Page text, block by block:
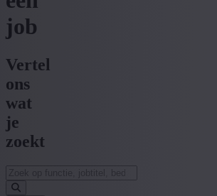
job
Vertel
ons
wat
je
zoekt